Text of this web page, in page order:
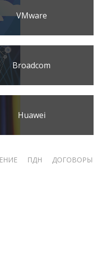
VMware
Broadcom
Huawei
ПДН
ДОГОВОРЫ